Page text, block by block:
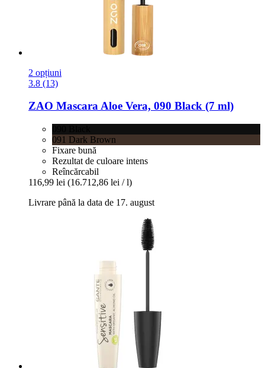
2 opțiuni
3.8 (13)
ZAO Mascara Aloe Vera, 090 Black (7 ml)
091 Dark Brown
Fixare bună
Rezultat de culoare intens
Reîncărcabil
116,99 lei (16.712,86 lei / l)
Livrare până la data de 17. august